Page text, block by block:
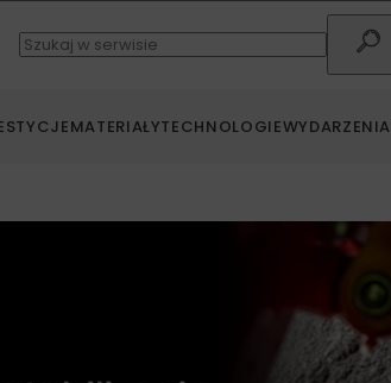
MATERIAŁYTECHNOLOGIEWYDARZENIA